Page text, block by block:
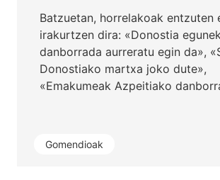
Gomendioak
Batzuetan, horrelakoak entzuten
irakurtzen dira: «Donostia
danborrada aurreratu egin da»,
Donostiako martxa joko dute»,
«Emakumeak Azpeitiako